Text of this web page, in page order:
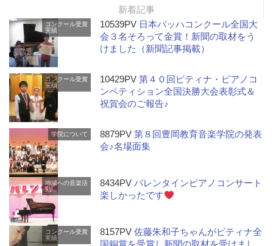
新着記事
コンクール受賞
実績
10539PV 日本バッハコンクール全国大
会３名そろって金賞！新聞の取材をう
けました（新聞記事掲載）
コンクール受賞
実績
10429PV第４０回ピティナ・ピアノコ
ンペティション全国決勝大会表彰式＆
祝賀会のご報告♪
学院について 8879PV第８回豊岡教育音楽学院の発表
会♪名場面集
地域への音楽活
動
8434PVバレンタインピアノコンサート
楽しかったです
コンクール受賞
実績
8157PV佐藤朱和子ちゃんがピティナ全